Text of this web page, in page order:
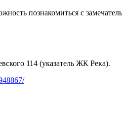
познакомиться с
114 (указатель ЖК Река).